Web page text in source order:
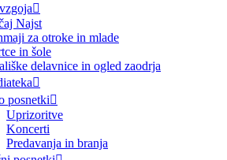
Najst
za otroke in mlade
in šole
delavnice in ogled zaodrja
posnetki
Uprizoritve
Koncerti
Predavanja in branja